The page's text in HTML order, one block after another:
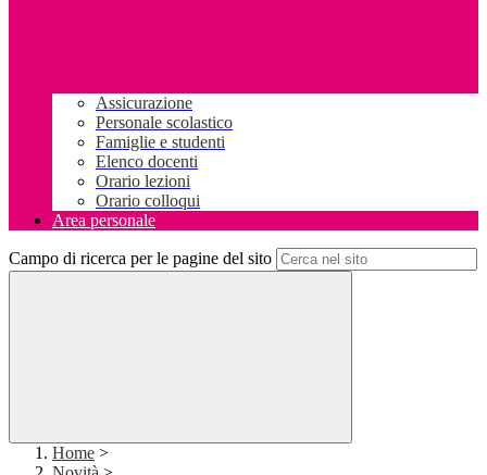
Assicurazione
Personale scolastico
Famiglie e studenti
Elenco docenti
Orario lezioni
Orario colloqui
Area personale
Campo di ricerca per le pagine del sito
Home >